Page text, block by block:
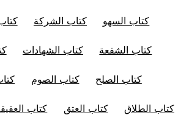
كتاب السهو كتاب الشركة
كتاب الشفعة كتاب الشهادات
كتاب الصلح كتاب الصوم
كتاب الطلاق كتاب العتق كتاب